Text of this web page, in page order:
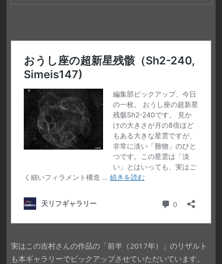
実はこの吉村さんの作品の「前半（2017年）」のリザルト
も本ギャラリーでピックアップさせていただいています。